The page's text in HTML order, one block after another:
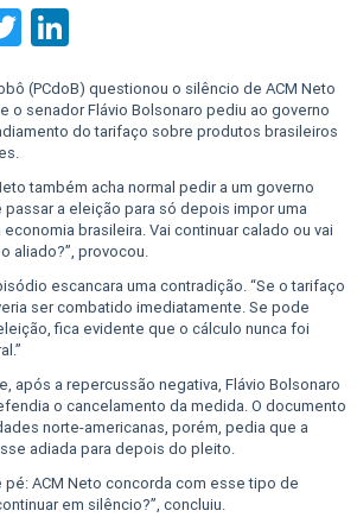
Twitter
LinkedIn
(PCdoB) questionou o silêncio de ACM Neto
o senador Flávio Bolsonaro pediu ao governo
do tarifaço sobre produtos brasileiros
também acha normal pedir a um governo
a eleição para só depois impor uma
brasileira. Vai continuar calado ou vai
aliado?”, provocou.
escancara uma contradição. “Se o tarifaço
ser combatido imediatamente. Se pode
fica evidente que o cálculo nunca foi
após a repercussão negativa, Flávio Bolsonaro
o cancelamento da medida. O documento
norte-americanas, porém, pedia que a
adiada para depois do pleito.
pé: ACM Neto concorda com esse tipo de
em silêncio?”, concluiu.